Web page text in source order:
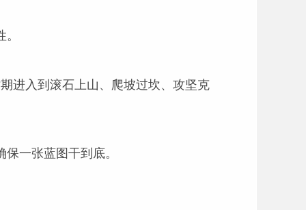
入到滚石上山、爬坡过坎、攻坚克
一张蓝图干到底。